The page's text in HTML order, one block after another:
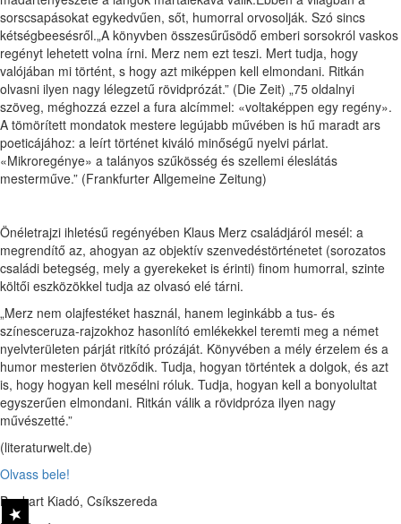
sorscsapásokat egykedvűen, sőt, humorral orvosolják. Szó sincs
kétségbeesésről.„A könyvben összesűrűsödő emberi sorsokról vaskos
regényt lehetett volna írni. Merz nem ezt teszi. Mert tudja, hogy
valójában mi történt, s hogy azt miképpen kell elmondani. Ritkán
olvasni ilyen nagy lélegzetű rövidprózát.” (Die Zeit) „75 oldalnyi
szöveg, méghozzá ezzel a fura alcímmel: «voltaképpen egy regény».
A tömörített mondatok mestere legújabb művében is hű maradt ars
poeticájához: a leírt történet kiváló minőségű nyelvi párlat.
«Mikroregénye» a talányos szűkösség és szellemi éleslátás
mesterműve.” (Frankfurter Allgemeine Zeitung)
Önéletrajzi ihletésű regényében Klaus Merz családjáról mesél: a
megrendítő az, ahogyan az objektív szenvedéstörténetet (sorozatos
családi betegség, mely a gyerekeket is érinti) finom humorral, szinte
költői eszközökkel tudja az olvasó elé tárni.
„Merz nem olajfestéket használ, hanem leginkább a tus- és
színesceruza-rajzokhoz hasonlító emlékekkel teremti meg a német
nyelvterületen párját ritkító prózáját. Könyvében a mély érzelem és a
humor mesterien ötvöződik. Tudja, hogyan történtek a dolgok, és azt
is, hogy hogyan kell mesélni róluk. Tudja, hogyan kell a bonyolultat
egyszerűen elmondani. Ritkán válik a rövidpróza ilyen nagy
művészetté.”
(literaturwelt.de)
Olvass bele!
Bookart Kiadó, Csíkszereda